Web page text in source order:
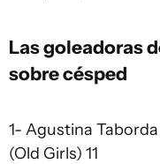
Las goleadoras
sobre césped
1- Agustina
(Old Girls) 11